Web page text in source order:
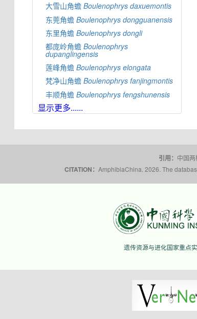
大雪山角蟾Boulenophrys daxuemontis
东莞角蟾Boulenophrys dongguanensis
东里角蟾Boulenophrys dongli
都庞岭角蟾Boulenophrys
dupanglingensis
莲峰角蟾Boulenophrys elongata
梵净山角蟾Boulenophrys fanjingmontis
丰顺角蟾Boulenophrys fengshunensis
高栏岛角蟾
揭阳角蟾Boulenophrys hungtai
南澳岛角蟾Boulenophrys insularis
Boulenophrys jingdongensis
Boulenophrys jinggangensis
Boulenophrys jiulianensis
kuatunensis
lichun
显示更多......
引用： 中国
CITATION： AmphibiaChina. 2026. The
遗传资源与进化国家重点